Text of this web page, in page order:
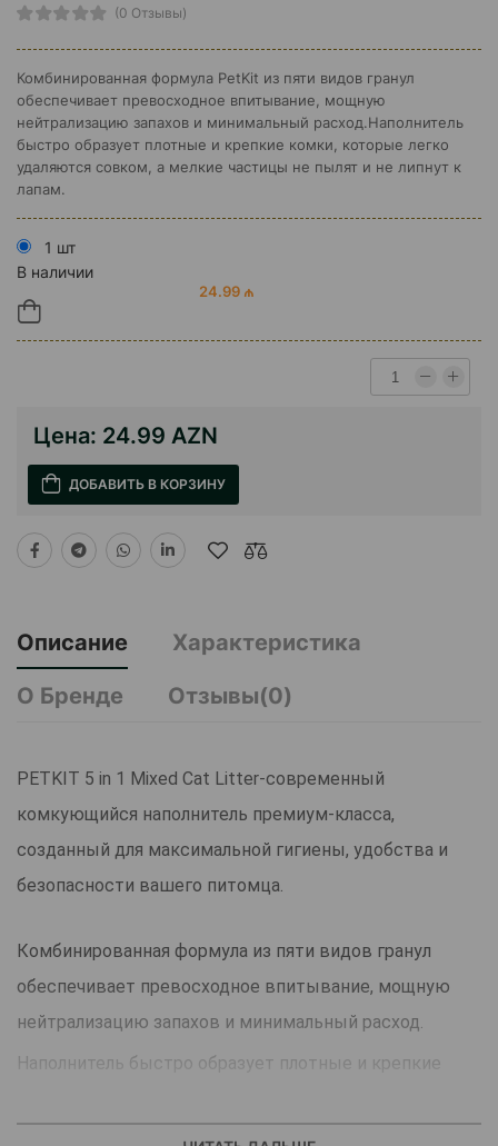
(0 Отзывы)
Комбинированная формула PetKit из пяти видов гранул
обеспечивает превосходное впитывание, мощную
нейтрализацию запахов и минимальный расход.Наполнитель
быстро образует плотные и крепкие комки, которые легко
удаляются совком, а мелкие частицы не пылят и не липнут к
лапам.
1 шт
В наличии
24.99 ₼
Цена: 24.99 AZN
ДОБАВИТЬ В КОРЗИНУ
Описание
Характеристика
О Бренде
Отзывы(0)
PETKIT 5 in 1 Mixed Cat Litter-современный
комкующийся наполнитель премиум-класса,
созданный для максимальной гигиены, удобства и
безопасности вашего питомца.
Комбинированная формула из пяти видов гранул
обеспечивает превосходное впитывание, мощную
нейтрализацию запахов и минимальный расход.
Наполнитель быстро образует плотные и крепкие